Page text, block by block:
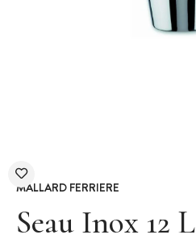
MALLARD FERRIERE
Seau Inox 12 L